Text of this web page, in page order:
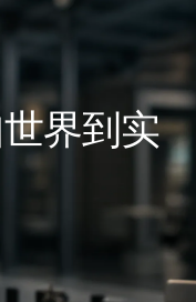
界到实
机器人灵巧
操控新纪元